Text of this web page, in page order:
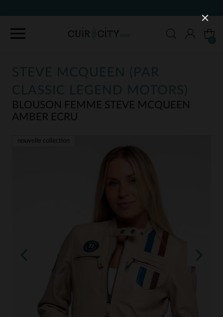
STEVE MCQUEEN (PAR
CLASSIC LEGEND MOTORS)
BLOUSON FEMME STEVE MCQUEEN
AMBER ECRU
nouvelle collection